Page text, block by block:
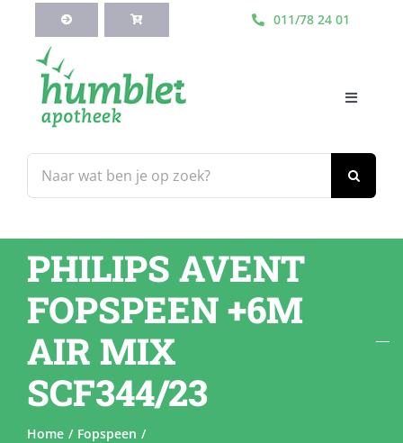
inhoud
011/78 24 01
naar:
Toggle
Webshop
Blog
Diensten
Contacteer Ons
PHILIPS AVENT
FOPSPEEN +6M
AIR MIX
SCF344/23
Home
Fopspeen